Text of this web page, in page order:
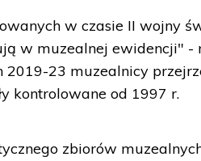
w czasie II wojny
w muzealnej ewidencji" -
2019-23 muzealnicy
kontrolowane od 1997 r.
zbiorów